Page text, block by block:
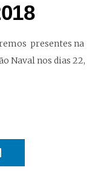
presentes na
Naval nos dias 22,